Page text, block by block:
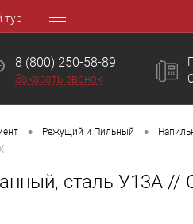
тур
8 (800) 250-58-89
Заказать звонок
• Режущий и Пильный •
сталь У13А